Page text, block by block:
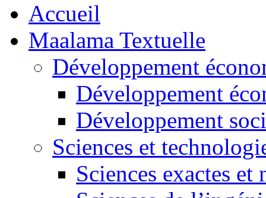
Accueil
Maalama Textuelle
Développement
Développement
Développement
Sciences et
Sciences exactes et